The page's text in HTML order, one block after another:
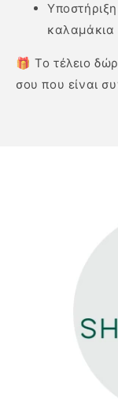
καλαμάκια
🎁 Το τέλειο
σου που είναι